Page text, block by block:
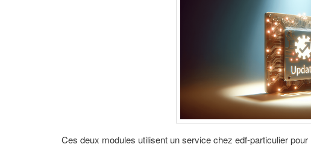
Ces deux modules utilisent un service chez edf-particulier